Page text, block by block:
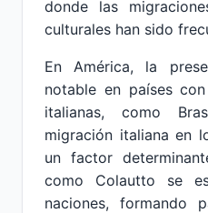
donde las
culturales han sido
En América, la
notable en países
italianas, como
migración italiana en
un factor
como Colautto se
naciones, formando